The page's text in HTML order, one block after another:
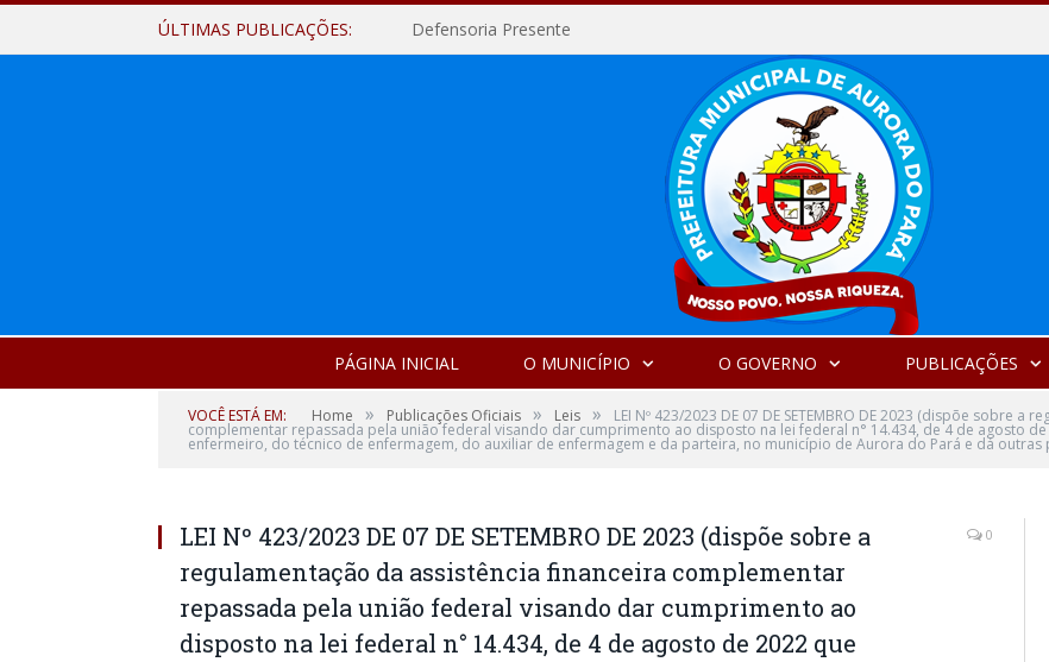
ÚLTIMAS PUBLICAÇÕES: Defensoria Presente
PÁGINA INICIAL O MUNICÍPIO O GOVERNO PUBLICAÇÕES
VOCÊ ESTÁ EM: Home » Publicações Oficiais » Leis » LEI Nº 423/2023 DE 07 DE SETEMBRO DE 2023 (dispõe sobre a
complementar repassada pela união federal visando dar cumprimento ao disposto na lei federal n° 14.434, de 4 de agosto
enfermeiro, do técnico de enfermagem, do auxiliar de enfermagem e da parteira, no município de Aurora do Pará e dá outras
LEI Nº 423/2023 DE 07 DE SETEMBRO DE 2023 (dispõe sobre a
regulamentação da assistência financeira complementar
repassada pela união federal visando dar cumprimento ao
disposto na lei federal n° 14.434, de 4 de agosto de 2022 que
0